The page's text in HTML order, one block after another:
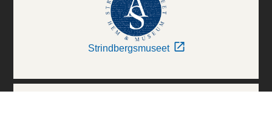
Strindbergsmuseet